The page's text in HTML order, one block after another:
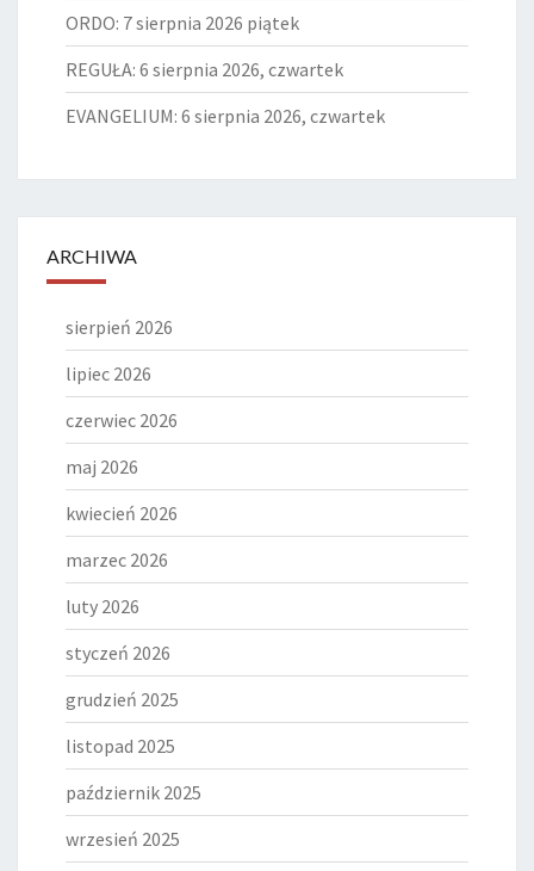
ORDO: 7 sierpnia 2026 piątek
REGUŁA: 6 sierpnia 2026, czwartek
EVANGELIUM: 6 sierpnia 2026, czwartek
ARCHIWA
sierpień 2026
lipiec 2026
czerwiec 2026
maj 2026
kwiecień 2026
marzec 2026
luty 2026
styczeń 2026
grudzień 2025
listopad 2025
październik 2025
wrzesień 2025